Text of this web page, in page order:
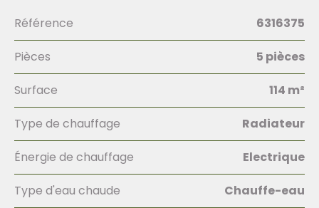
Référence 6316375
Pièces 5 pièces
Surface 114 m²
Type de chauffage Radiateur
Énergie de chauffage Electrique
Type d'eau chaude Chauffe-eau